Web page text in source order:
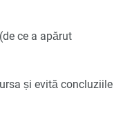
ce a apărut
și evită concluziile